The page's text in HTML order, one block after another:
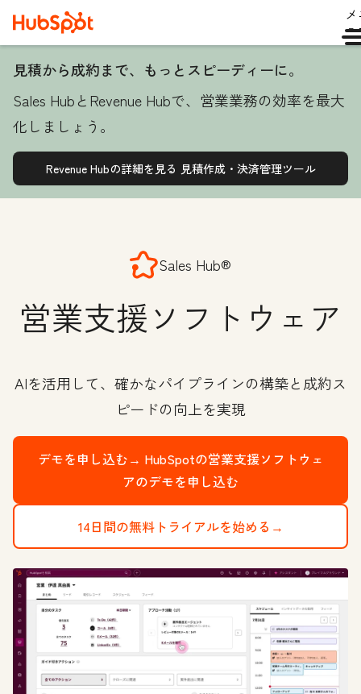
見積から成約まで、もっとスピーディーに。
Sales HubとRevenue Hubで、営業業務の効率を最大
化しましょう。
Revenue Hubの詳細を見る 見積作成・決済管理ツール
Sales Hub®
営業支援ソフトウェア
AIを活用して、確かなパイプラインの構築と成約ス
ピードの向上を実現
デモを申し込む→ HubSpotの営業支援ソフトウェ
アのデモを申し込む
14日間の無料トライアルを始める→